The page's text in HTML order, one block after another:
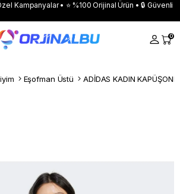
Kampanyalar • ⭐ %100 Orijinal Ürün • 🔒 Güvenli
0
Eşofman Üstü